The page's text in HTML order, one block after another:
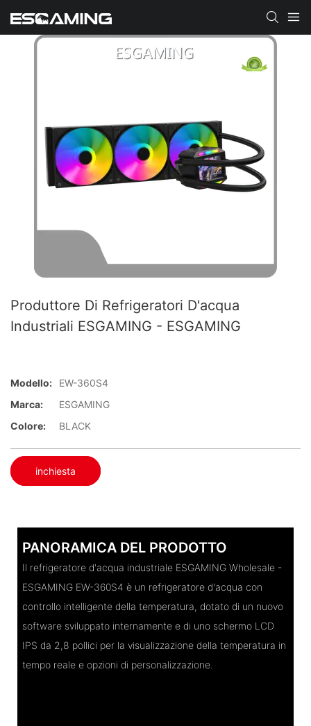
Produttore Di Refrigeratori D'acqua
Industriali ESGAMING - ESGAMING
Modello:
EW-360S4
Marca:
ESGAMING
Colore:
BLACK
inchiesta
PANORAMICA DEL PRODOTTO
Il refrigeratore d'acqua industriale ESGAMING Wholesale -
ESGAMING EW-360S4 è un refrigeratore d'acqua con
controllo intelligente della temperatura, dotato di un nuovo
software sviluppato internamente e di uno schermo LCD
IPS da 2,8 pollici per la visualizzazione della temperatura in
tempo reale e opzioni di personalizzazione.